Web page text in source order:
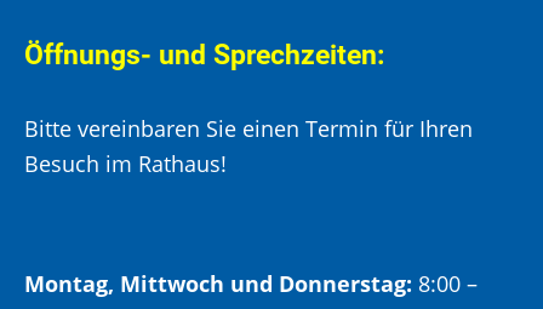
Öffnungs- und Sprechzeiten:
Bitte vereinbaren Sie einen Termin für Ihren
Besuch im Rathaus!
Montag, Mittwoch und Donnerstag: 8:00 –